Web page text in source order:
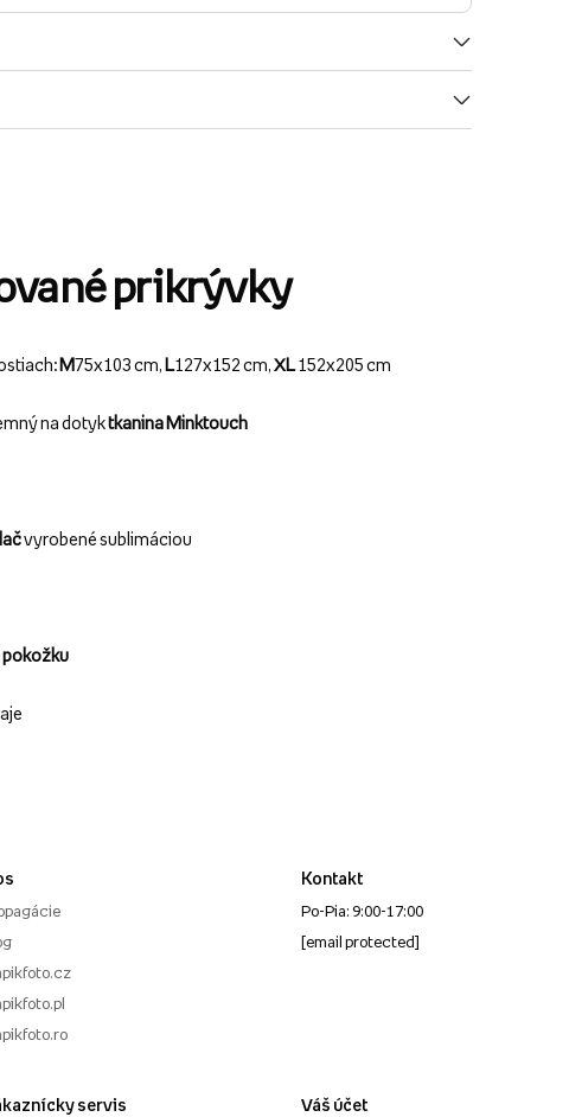
prikrývky
M75x103 cm, L127x152 cm, XL152x205 cm
na dotyktkanina Minktouch
vyrobené sublimáciou
pokožku
servis
Kontakt
Po-Pia: 9:00-17:00
[email protected]
Váš účet